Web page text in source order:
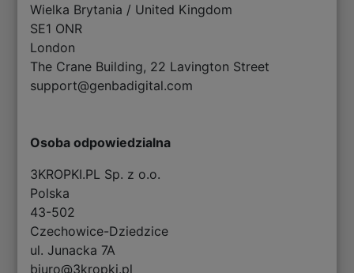
Wielka Brytania / United Kingdom
SE1 ONR
London
The Crane Building, 22 Lavington Street
support@genbadigital.com
Osoba odpowiedzialna
3KROPKI.PL Sp. z o.o.
Polska
43-502
Czechowice-Dziedzice
ul. Junacka 7A
biuro@3kropki.pl